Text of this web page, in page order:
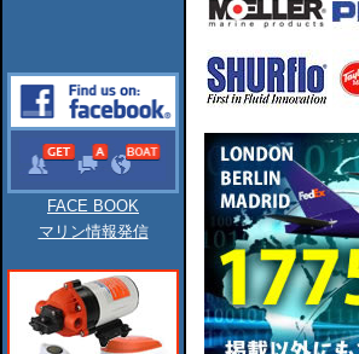
FACE BOOK
マリン情報発信